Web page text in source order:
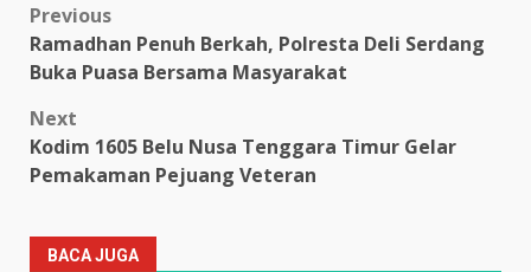
Post
navigation
Previous
Ramadhan Penuh Berkah, Polresta Deli Serdang
Buka Puasa Bersama Masyarakat
Next
Kodim 1605 Belu Nusa Tenggara Timur Gelar
Pemakaman Pejuang Veteran
BACA JUGA